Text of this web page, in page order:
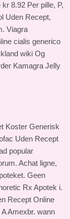
8.92 Per pille, P,
Uden Recept,
Viagra
cialis generico
wiki Og
Kamagra Jelly
Koster Generisk
Uden Recept
popular
Achat ligne,
Geen
Rx Apotek i.
Recept Online
Amexbr. wann